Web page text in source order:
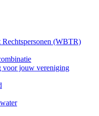
Rechtspersonen (WBTR)
voor jouw vereniging